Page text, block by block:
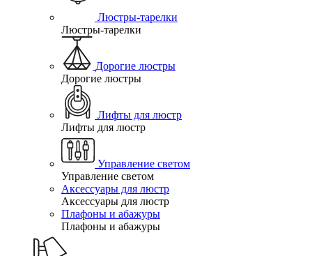
Люстры-тарелки
Люстры-тарелки
Дорогие люстры
Дорогие люстры
Лифты для люстр
Лифты для люстр
Управление светом
Управление светом
Аксессуары для люстр
Аксессуары для люстр
Плафоны и абажуры
Плафоны и абажуры